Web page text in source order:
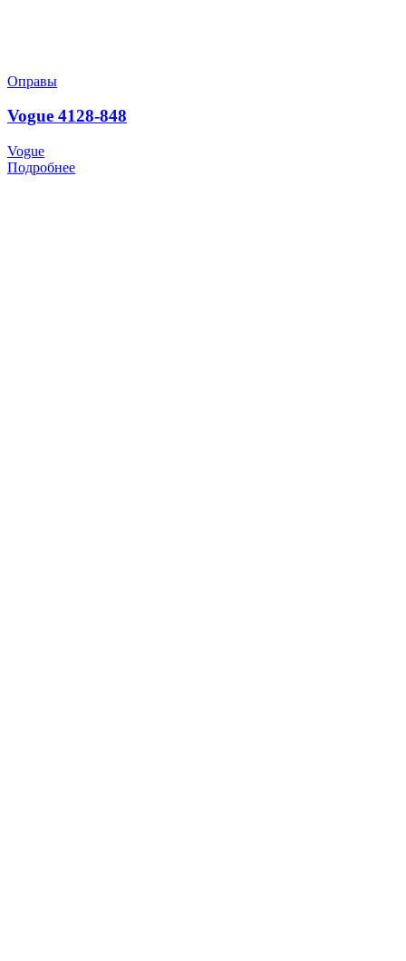
Оправы
Vogue 4128-848
Vogue
Подробнее